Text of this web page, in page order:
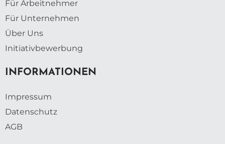
Für Arbeitnehmer
Für Unternehmen
Über Uns
Initiativbewerbung
INFORMATIONEN
Impressum
Datenschutz
AGB